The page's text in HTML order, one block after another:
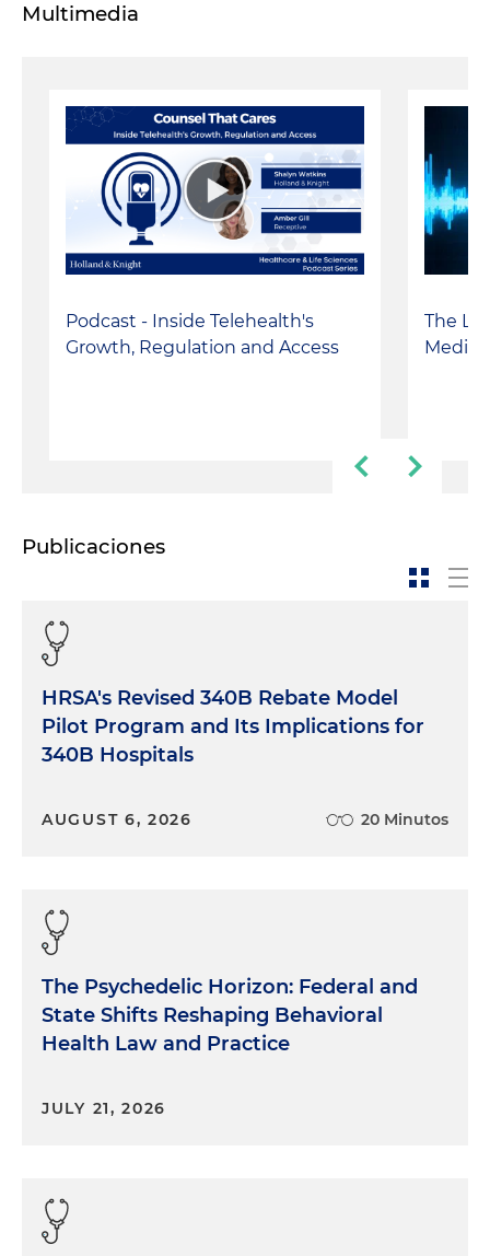
Multimedia
Podcast - Inside Telehealth's
Growth, Regulation and Access
The
Publicaciones
HRSA's Revised 340B Rebate Model
Pilot Program and Its Implications for
340B Hospitals
AUGUST 6, 2026 20 Minutos
The Psychedelic Horizon: Federal and
State Shifts Reshaping Behavioral
Health Law and Practice
JULY 21, 2026